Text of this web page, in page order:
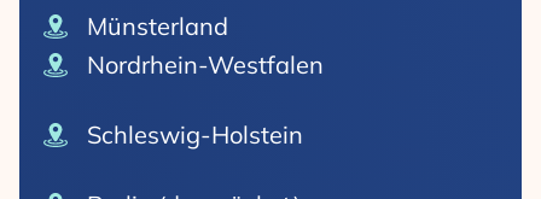
Münsterland
Nordrhein-Westfalen
Schleswig-Holstein